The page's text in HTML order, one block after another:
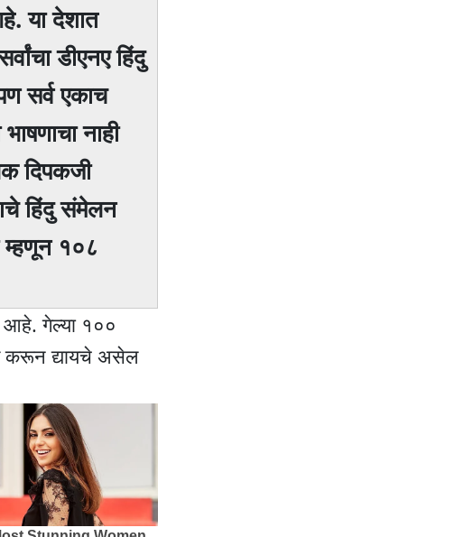
या देशात
डीएनए हिंदु
सर्व एकाच
नाही
दिपकजी
हिंदु संमेलन
म्हणून १०८
आहे. गेल्या १००
करून द्यायचे असेल